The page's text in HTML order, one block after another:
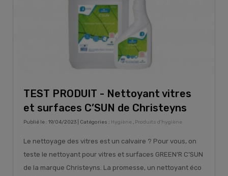
TEST PRODUIT - Nettoyant vitres
et surfaces C’SUN de Christeyns
Publié le : 19/04/2023 | Catégories : Hygiène , Produits d'hygiène
Le nettoyage des vitres est un calvaire ? Pour vous, on
teste le nettoyant pour vitres et surfaces GREEN’R C’SUN
de la marque Christeyns. La promesse, un nettoyant éco